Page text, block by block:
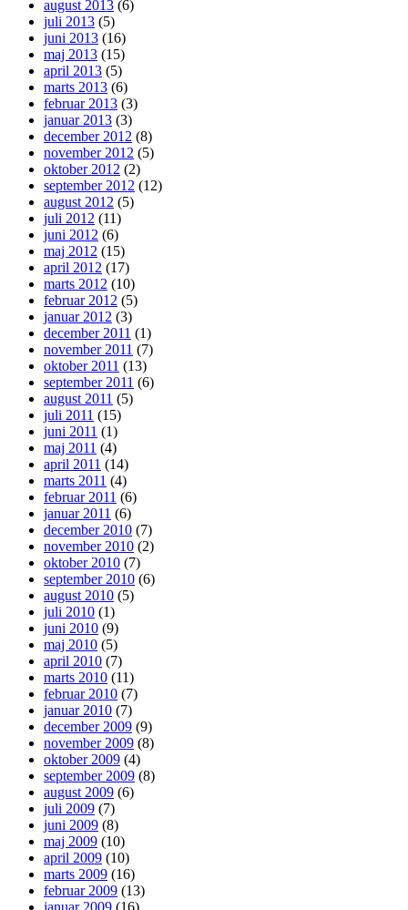
august 2013 (6)
juli 2013 (5)
juni 2013 (16)
maj 2013 (15)
april 2013 (5)
marts 2013 (6)
februar 2013 (3)
januar 2013 (3)
december 2012 (8)
november 2012 (5)
oktober 2012 (2)
september 2012 (12)
august 2012 (5)
juli 2012 (11)
juni 2012 (6)
maj 2012 (15)
april 2012 (17)
marts 2012 (10)
februar 2012 (5)
januar 2012 (3)
december 2011 (1)
november 2011 (7)
oktober 2011 (13)
september 2011 (6)
august 2011 (5)
juli 2011 (15)
juni 2011 (1)
maj 2011 (4)
april 2011 (14)
marts 2011 (4)
februar 2011 (6)
januar 2011 (6)
december 2010 (7)
november 2010 (2)
oktober 2010 (7)
september 2010 (6)
august 2010 (5)
juli 2010 (1)
juni 2010 (9)
maj 2010 (5)
april 2010 (7)
marts 2010 (11)
februar 2010 (7)
januar 2010 (7)
december 2009 (9)
november 2009 (8)
oktober 2009 (4)
september 2009 (8)
august 2009 (6)
juli 2009 (7)
juni 2009 (8)
maj 2009 (10)
april 2009 (10)
marts 2009 (16)
februar 2009 (13)
januar 2009 (16)